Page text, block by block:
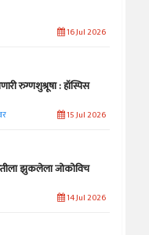
16 Jul 2026
रुग्णशुश्रूषा : हॉस्पिस
15 Jul 2026
झुकलेला जोकोविच
14 Jul 2026